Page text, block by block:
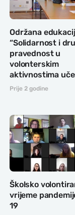
Održana
“Solidarnost i
pravednost u
volonterskim
aktivnostima
Prije 2 godine
Školsko
vrijeme
19